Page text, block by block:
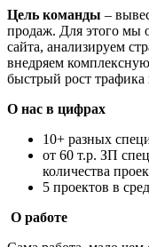
Цель команды –
продаж. Для этого мы
сайта, анализируем
внедряем
быстрый рост трафика
О нас в цифрах
10+ разных
от 60 т.р. ЗП
количества
5 проектов в
О работе